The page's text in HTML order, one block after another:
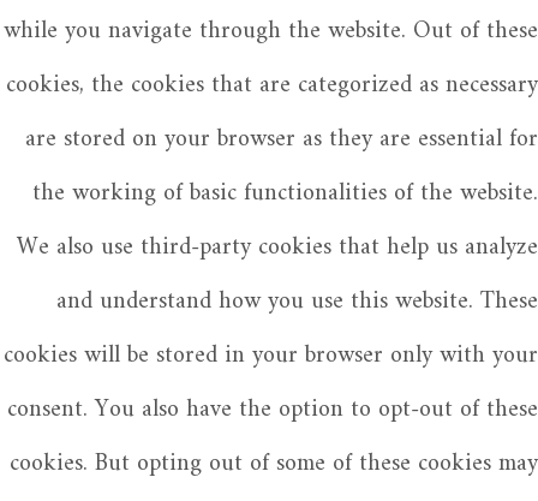
while you navigate through the website. Out of these
cookies, the cookies that are categorized as necessary
are stored on your browser as they are essential for
the working of basic functionalities of the website.
We also use third-party cookies that help us analyze
and understand how you use this website. These
cookies will be stored in your browser only with your
consent. You also have the option to opt-out of these
cookies. But opting out of some of these cookies may